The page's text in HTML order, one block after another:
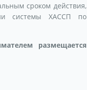
сроком действия,
системы ХАССП по
размещается